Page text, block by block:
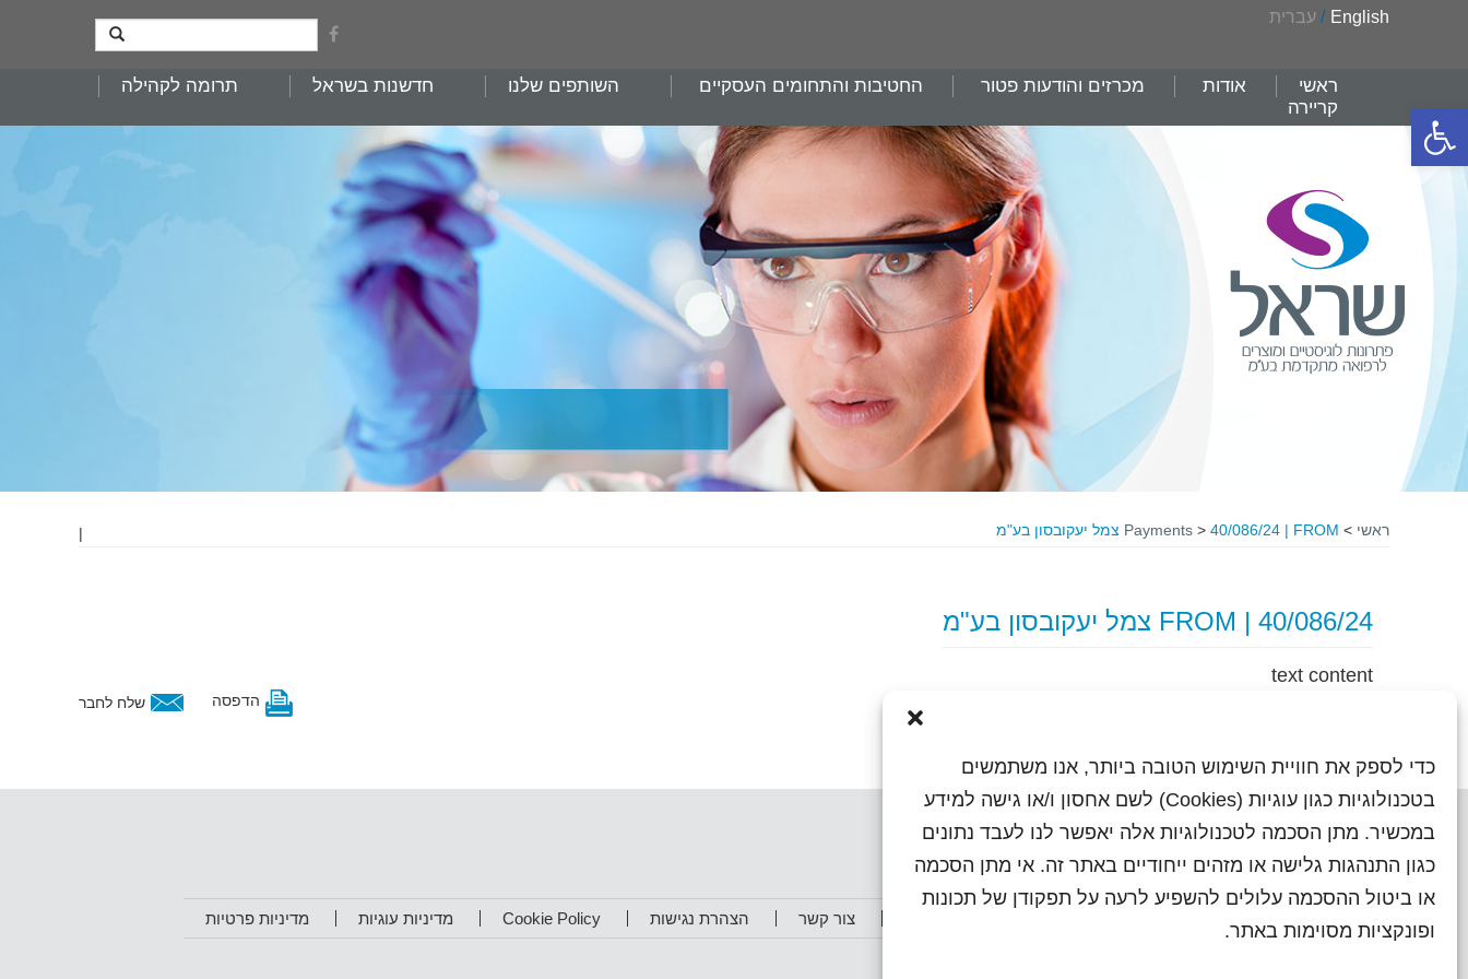
פתח סרגל נגישות
כדי לספק את חוויית השימוש הטובה ביותר, אנו משתמשים
בטכנולוגיות כגון עוגיות (Cookies) לשם אחסון ו/או גישה למידע
במכשיר. מתן הסכמה לטכנולוגיות אלה יאפשר לנו לעבד נתונים
כגון התנהגות גלישה או מזהים ייחודיים באתר זה. אי מתן הסכמה
או ביטול ההסכמה עלולים להשפיע לרעה על תפקודן של תכונות
ופונקציות מסוימות באתר.
English
/ עברית
ראשי אודות מכרזים והודעות פטור החטיבות והתחומים העסקיים השותפים שלנו חדשנות בשראל
תרומה לקהילה
קריירה
ראשי >
Payments > 40/086/24 | FROM צמל יעקובסון בע"מ |
40/086/24 | FROM צמל יעקובסון בע"מ
text content
שלח לחבר הדפסה
צור קשר הצהרת נגישות Cookie Policy מדיניות עוגיות מדיניות פרטיות